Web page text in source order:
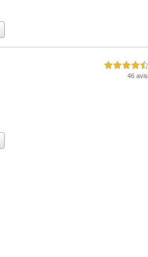
4,5 étoiles sur 5
46 avis